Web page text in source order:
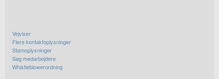
Vejviser
Flere kontaktoplysninger
Stamoplysninger
Søg medarbejdere
Whistleblowerordning